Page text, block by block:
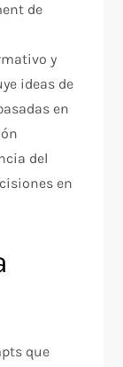
de
y
ideas de
en
del
en
que